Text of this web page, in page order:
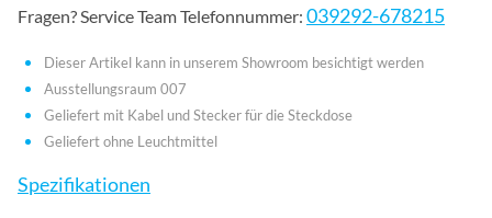
Fragen? Service Team Telefonnummer: 039292-678215
Dieser Artikel kann in unserem Showroom besichtigt werden
Ausstellungsraum 007
Geliefert mit Kabel und Stecker für die Steckdose
Geliefert ohne Leuchtmittel
Spezifikationen